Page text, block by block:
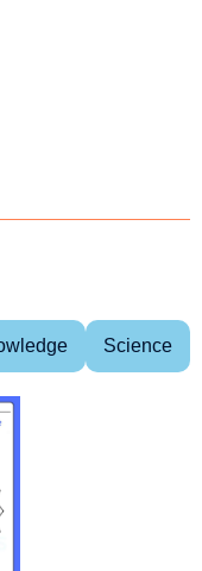
Science